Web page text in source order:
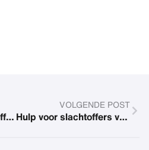
Noodhulp voor slachtoffers van de vulkaanuitbarsting op St. Vincent
VOLGENDE POST
Hulp voor slachtoffers van de overstromingsramp